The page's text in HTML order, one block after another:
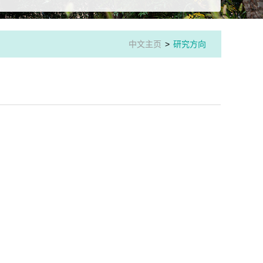
中文主页 > 研究方向